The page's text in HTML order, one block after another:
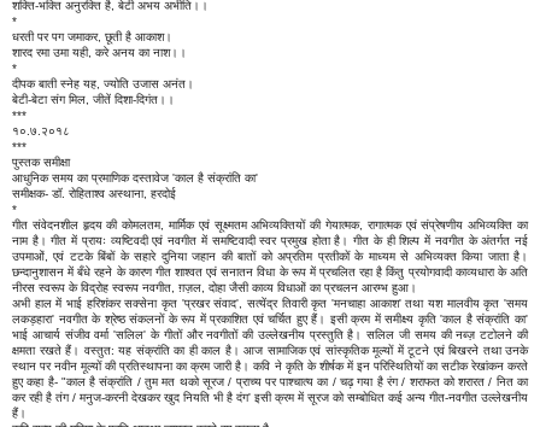
शक्ति-भक्ति अनुरक्ति है, बेटी अभय अभीति।।
*
धरती पर पग जमाकर, छूती है आकाश।
शारद रमा उमा यही, करे अनय का नाश।।
*
दीपक बाती स्नेह यह, ज्योति उजास अनंत।
बेटी-बेटा संग मिल, जीतें दिशा-दिगंत।।
***
१०.७.२०१८
***
पुस्तक समीक्षा
आधुनिक समय का प्रमाणिक दस्तावेज 'काल है संक्रांति का'
समीक्षक- डॉ. रोहिताश्व अस्थाना, हरदोई
*
गीत संवेदनशील हृदय की कोमलतम, मार्मिक एवं सूक्ष्मतम अभिव्यक्तियों की गेयात्मक, रागात्मक एवं संप्रेषणीय अभिव्यक्ति का
नाम है। गीत में प्रायः व्यष्टिवदी एवं नवगीत में समष्टिवादी स्वर प्रमुख होता है। गीत के ही शिल्प में नवगीत के अंतर्गत नई
उपमाओं, एवं टटके बिंबों के सहारे दुनिया जहान की बातों को अप्रतिम प्रतीकों के माध्यम से अभिव्यक्त किया जाता है।
छन्दानुशासन में बँधे रहने के कारण गीत शाश्वत एवं सनातन विधा के रूप में प्रचलित रहा है किंतु प्रयोगवादी काव्यधारा के अति
नीरस स्वरूप के विद्रोह स्वरूप नवगीत, ग़ज़ल, दोहा जैसी काव्य विधाओं का प्रचलन आरम्भ हुआ।
अभी हाल में भाई हरिशंकर सक्सेना कृत 'प्रखर संवाद', सत्येंद्र तिवारी कृत 'मनचाहा आकाश' तथा यश मालवीय कृत 'समय
लकड़हारा' नवगीत के श्रेष्ठ संकलनों के रूप में प्रकाशित एवं चर्चित हुए हैं। इसी क्रम में समीक्ष्य कृति 'काल है संक्रांति का'
भाई आचार्य संजीव वर्मा 'सलिल' के गीतों और नवगीतों की उल्लेखनीय प्रस्तुति है। सलिल जी समय की नब्ज़ टटोलने की
क्षमता रखते हैं। वस्तुत: यह संक्रांति का ही काल है। आज सामाजिक एवं सांस्कृतिक मूल्यों में टूटने एवं बिखरने तथा उनके
स्थान पर नवीन मूल्यों की प्रतिस्थापना का क्रम जारी है। कवि ने कृति के शीर्षक में इन परिस्थितियों का सटीक रेखांकन करते
हुए कहा है- "काल है संक्रांति / तुम मत थको सूरज / प्राच्य पर पाश्चात्य का / चढ़ गया है रंग / शराफत को शरारत / नित का
कर रही है तंग / मनुज-करनी देखकर खुद नियति भी है दंग' इसी क्रम में सूरज को सम्बोधित कई अन्य गीत-नवगीत उल्लेखनीय
हैं।